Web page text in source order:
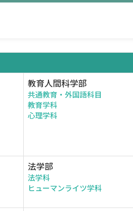
教育人間科学部
共通教育・外国語科目
教育学科
心理学科
法学部
法学科
ヒューマンライツ学科